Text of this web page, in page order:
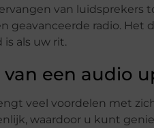
van luidsprekers
geavanceerde radio.
als uw rit.
een audio
veel voordelen met
waardoor u kunt